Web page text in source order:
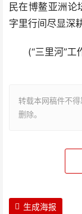
民在博鳌亚洲论
字里行间尽显深
(“三里河”工
转载本网稿件不
删除。
生成海报